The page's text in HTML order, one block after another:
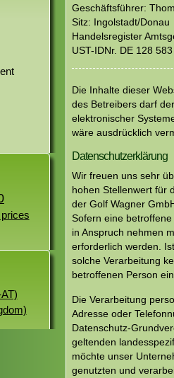
Geschäftsführer:
Sitz: Ingolstadt/Donau
Handelsregister
UST-IDNr. DE 128
Die Inhalte dieser
des Betreibers darf
elektronischer
wäre ausdrücklich
Datenschutzerklärung
Wir freuen uns sehr
hohen Stellenwert für
der Golf Wagner
Sofern eine
in Anspruch nehmen
erforderlich werden.
solche Verarbeitung
betroffenen Person
Die Verarbeitung
Adresse oder
Datenschutz-
geltenden
möchte unser
genutzten und